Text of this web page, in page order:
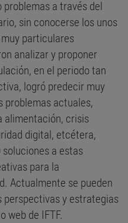
a través del
sin conocerse los unos
particulares
analizar y proponer
en el periodo tan
logró predecir muy
problemas actuales,
alimentación, crisis
digital, etcétera,
a estas
para la
Actualmente se pueden
perspectivas y estrategias
web de IFTF.